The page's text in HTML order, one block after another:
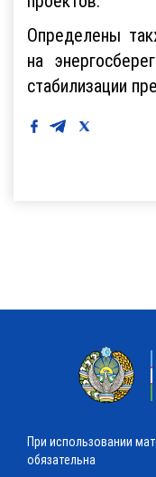
Определены
на
стабилизации
При использовании
обязательна